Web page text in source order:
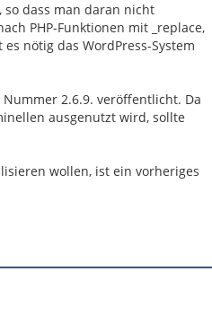
dass man daran nicht
PHP-Funktionen mit _replace,
nötig das WordPress-System
2.6.9. veröffentlicht. Da
ausgenutzt wird, sollte
wollen, ist ein vorheriges